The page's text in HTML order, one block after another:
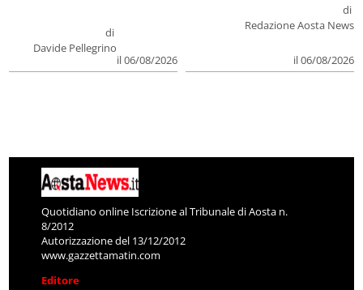
di
Davide Pellegrino
il 06/08/2026
di
Redazione Aosta News
il 06/08/2026
Quotidiano online Iscrizione al Tribunale di Aosta n.
8/2012
Autorizzazione del 13/12/2012
www.gazzettamatin.com
Editore